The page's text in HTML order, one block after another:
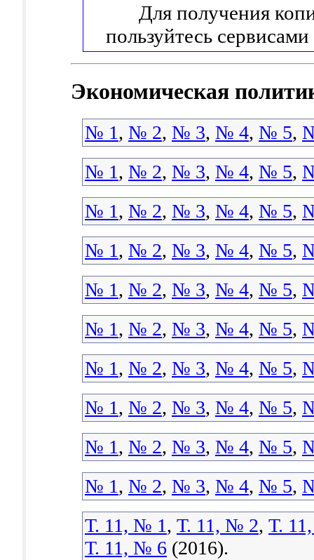
Для получения
пользуйтесь сервисами
Экономическая
№ 1, № 2, № 3, № 4, № 5,
№ 1, № 2, № 3, № 4, № 5,
№ 1, № 2, № 3, № 4, № 5,
№ 1, № 2, № 3, № 4, № 5,
№ 1, № 2, № 3, № 4, № 5,
№ 1, № 2, № 3, № 4, № 5,
№ 1, № 2, № 3, № 4, № 5,
№ 1, № 2, № 3, № 4, № 5,
№ 1, № 2, № 3, № 4, № 5,
№ 1, № 2, № 3, № 4, № 5,
Т. 11, № 1, Т. 11, № 2, Т.
Т. 11, № 6 (2016).